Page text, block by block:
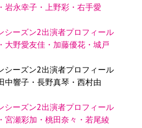
岩永幸子・上野彩・右手愛
シーズン2出演者プロフィール
大野愛友佳・加藤優花・城戸
シーズン2出演者プロフィール
中響子・長野真琴・西村由
シーズン2出演者プロフィール
宮瀬彩加・桃田奈々・若尾綾